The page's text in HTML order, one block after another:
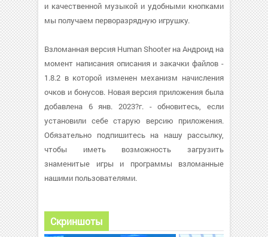
и качественной музыкой и удобными кнопками
мы получаем перворазрядную игрушку.
Взломанная версия Human Shooter на Андроид на
момент написания описания и закачки файлов -
1.8.2 в которой изменен механизм начисления
очков и бонусов. Новая версия приложения была
добавлена 6 янв. 2023?г. - обновитесь, если
установили себе старую версию приложения.
Обязательно подпишитесь на нашу рассылку,
чтобы иметь возможность загрузить
знаменитые игры и программы взломанные
нашими пользователями.
Скриншоты